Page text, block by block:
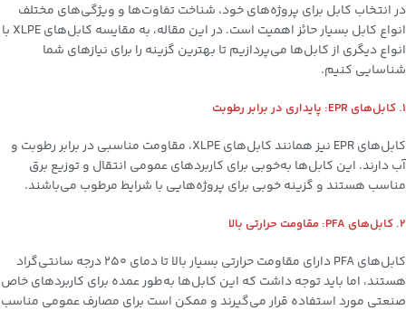
در انتخاب کابل برای پروژه‌های خود، شناخت تفاوت‌ها و ویژگی‌های مختلف
انواع کابل بسیار حائز اهمیت است. در این مقاله، به مقایسه کابل‌های XLPE با
انواع دیگری از کابل‌ها می‌پردازیم تا بهترین گزینه را برای نیازهای شما
شناسایی کنیم.
1. کابل‌های EPR: پایداری در برابر رطوبت
کابل‌های EPR نیز همانند کابل‌های XLPE، مقاومت مناسبی در برابر رطوبت و
آب دارند. این کابل‌ها به‌خوبی برای کاربردهای عمومی انتقال و توزیع برق
مناسب هستند و گزینه خوبی برای پروژه‌هایی با شرایط مرطوب می‌باشند.
2. کابل‌های PFA: مقاومت حرارتی بالا
کابل‌های PFA دارای مقاومت حرارتی بسیار بالا تا دمای 250 درجه سانتی‌گراد
هستند، اما باید توجه داشت که این کابل‌ها به‌طور عمده برای کاربردهای خاص
صنعتی مورد استفاده قرار می‌گیرند و ممکن است برای مصارف عمومی مناسب